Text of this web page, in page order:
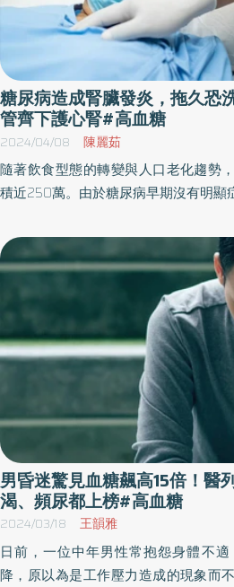
糖尿病造成腎臟發炎，拖久恐
管齊下護心腎#高血糖
2024/04/08 陳麗茹
隨著飲食型態的轉變與人口老化趨勢
積近250萬。由於糖尿病早期沒有明顯
機。 糖尿病分為兩種型態，第1型是自體免疫造成，大多在兒童時期
就發病，第2型則是屬於最常見的類型
胖、老化、生活型態等問題引起。 中華民國糖尿病衛教學會前理事
長暨游能俊診所院長游能俊醫師表
顯，當已經有高血糖症狀，儘管還沒
血管已經是在發炎的狀態。國人更有
狀態未能自知，若加上本身有高血
率讓腎病變提早發生。 當有巨量蛋白尿，腎功能每年以4
ml/min/1.73 m2速度退化 一般人40歲後腎功能會以每年1～
2ml/min/1.73 m2的速度下降，游能
>300mg/g巨量蛋白尿，腎功能更會
度退化。由於血糖過高損及的血管影
的狀況，更會提高心血管惡化機率增加心臟病風
過尿液中蛋白質與肌酸酐的比值來檢
看，<30mg/g以下為正常，30～
男昏迷驚見血糖飆高15倍！醫
渴、頻尿都上榜#高血糖
2024/03/18 王韻雅
日前，一位中年男性常抱怨身體不
降，原以為是工作壓力造成的現象而